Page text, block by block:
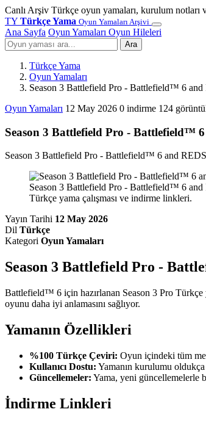
Canlı Arşiv Türkçe oyun yamaları, kurulum notları
TY Türkçe Yama Oyun Yamaları Arşivi
Ana Sayfa Oyun Yamaları Oyun Hileleri
Ara
Türkçe Yama
Oyun Yamaları
Season 3 Battlefield Pro - Battlefield™ 6
Oyun Yamaları 12 May 2026 0 indirme 124
Season 3 Battlefield Pro - Battlefield™
Season 3 Battlefield Pro - Battlefield™ 6 and
Season 3 Battlefield Pro - Battlefield™ 6 and
Türkçe yama çalışması ve indirme linkleri.
Yayın Tarihi 12 May 2026
Dil Türkçe
Kategori Oyun Yamaları
Season 3 Battlefield Pro -
Battlefield™ 6 için hazırlanan Season 3 Pro
oyunu daha iyi anlamasını sağlıyor.
Yamanın Özellikleri
%100 Türkçe Çeviri: Oyun içindeki tüm
Kullanıcı Dostu: Yamanın kurulumu oldukça
Güncellemeler: Yama, yeni güncellemelerle
İndirme Linkleri